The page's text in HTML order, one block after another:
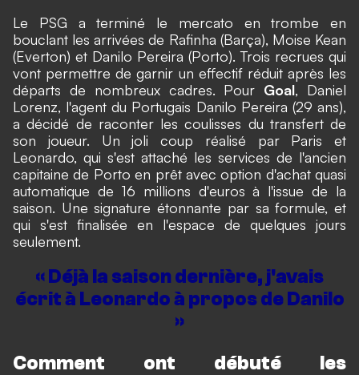
Le PSG a terminé le mercato en trombe en
bouclant les arrivées de Rafinha (Barça), Moise Kean
(Everton) et Danilo Pereira (Porto). Trois recrues qui
vont permettre de garnir un effectif réduit après les
départs de nombreux cadres. Pour Goal, Daniel
Lorenz, l'agent du Portugais Danilo Pereira (29 ans),
a décidé de raconter les coulisses du transfert de
son joueur. Un joli coup réalisé par Paris et
Leonardo, qui s'est attaché les services de l'ancien
capitaine de Porto en prêt avec option d'achat quasi
automatique de 16 millions d'euros à l'issue de la
saison. Une signature étonnante par sa formule, et
qui s'est finalisée en l'espace de quelques jours
seulement.
« Déjà la saison dernière, j'avais
écrit à Leonardo à propos de Danilo
»
Comment ont débuté les